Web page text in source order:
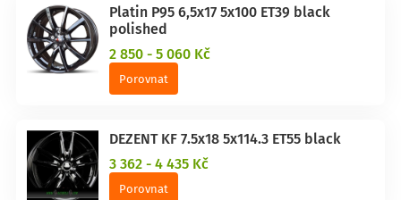
Platin P95 6,5x17 5x100 ET39 black
polished
2 850 - 5 060 Kč
Porovnat
DEZENT KF 7.5x18 5x114.3 ET55 black
3 362 - 4 435 Kč
Porovnat